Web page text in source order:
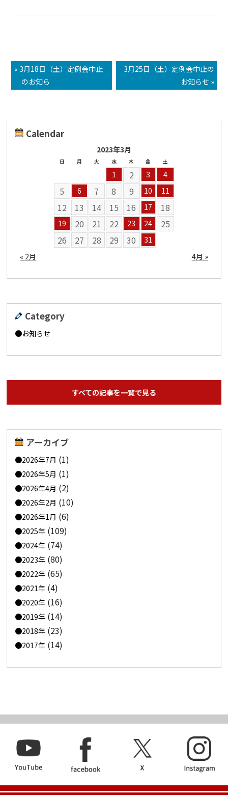
« 3月18日（土）定例会中止
のお知ら
3月25日（土）定例会中止の
お知らせ »
Calendar
2023年3月
日 月 火 水 木 金 土
1 2 3 4
5 6 7 8 9 10 11
12 13 14 15 16 17 18
19 20 21 22 23 24
25
26
27 28 29 30
31
« 2月
4月 »
Category
お知らせ
すべての記事を一覧で見る
アーカイブ
2026年7月 (1)
2026年5月 (1)
2026年4月 (2)
2026年2月 (10)
2026年1月 (6)
2025年 (109)
2024年 (74)
2023年 (80)
2022年 (65)
2021年 (4)
2020年 (16)
2019年 (14)
2018年 (23)
2017年 (14)